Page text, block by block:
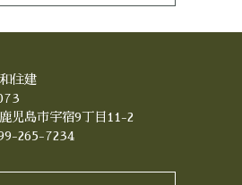
住建
児島市宇宿9丁目11-2
265-7234